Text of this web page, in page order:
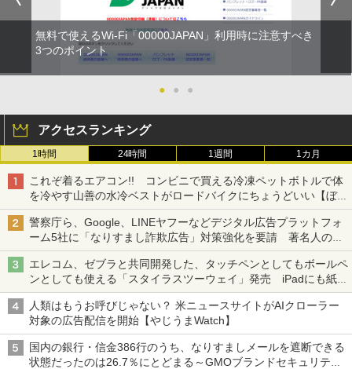
無料で使えるWi-Fi「00000JAPAN」利用時に注意すべき
3つのポイント
● ● ●
アクセスランキング
1時間 24時間 1週間 1カ月
これぞ着るエアコン!! コンビニで買える冷凍ペットボトルで体
を冷やす山善の水冷ベストがロードバイクにちょうどいい【ぼっ
ち・ざ・ろーど！その14】【空いた時間でなにしてる？】
警察庁ら、Google、LINEヤフーなどデジタル広告プラットフォ
ーム5社に「なりすまし詐欺広告」対策強化を要請 著名人の写
真や映像を使った投資詐欺などへの対策として
エレコム、ゼブラと共同開発した、タッチペンとしてもボールペ
ンとしても使える「スタイラスツーウェイ」発売 iPadにも紙に
も、持ち替えずに書き込める
人類はもうお呼びじゃない？ 米ニュースサイトがAIクローラー
対象の広告配信を開始【やじうまWatch】
国内の銀行・信金386行のうち、なりすましメールを遮断できる
状態だったのは26.7％にとどまる～GMOブランドセキュリティ